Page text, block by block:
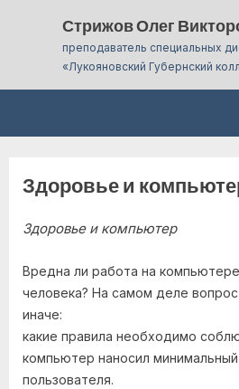
Стрижов Олег
преподаватель специальных
«Лукояновский Губернский
Здоровье и
Здоровье и компьютер
Вредна ли работа на
человека? На самом деле
иначе:
какие правила необходимо
компьютер наносил
пользователя.